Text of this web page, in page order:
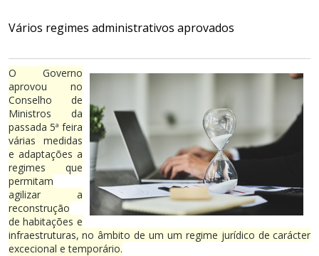
Vários regimes administrativos aprovados
O Governo
aprovou no
Conselho de
Ministros da
passada 5ª feira
várias medidas
e adaptações a
regimes que
permitam
agilizar a
reconstrução
de habitações e
infraestruturas, no âmbito de um um regime jurídico de carácter
excecional e temporário.